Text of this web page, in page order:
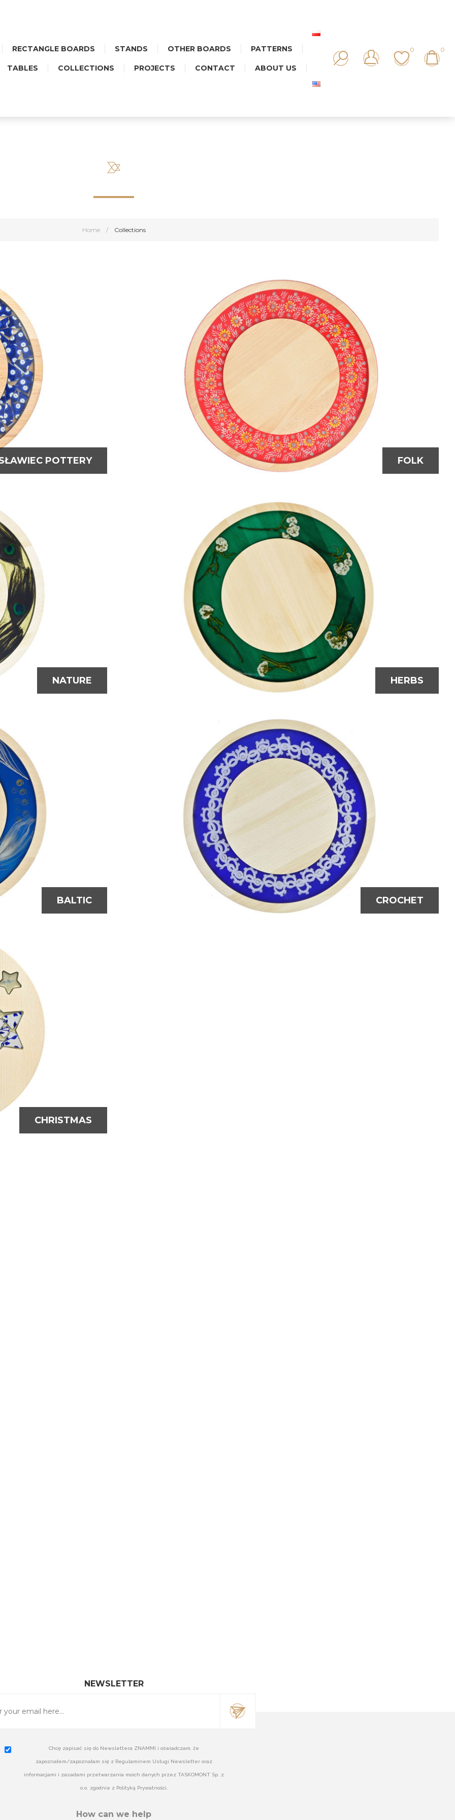
RECTANGLE BOARDS STANDS OTHER BOARDS PATTERNS
TABLES COLLECTIONS PROJECTS CONTACT ABOUT US
0 0
Home / Collections
POTTERY FOLK
NATURE HERBS
BALTIC CROCHET
CHRISTMAS
NEWSLETTER
Chcę zapisać się do Newslettera ZNAMMI i oświadczam, że
zapoznałem/zapoznałam się z Regulaminem Usługi Newsletter oraz
informacjami i zasadami przetwarzania moich danych przez TASKOMONT Sp. z
o.o. zgodnie z Polityką Prywatności.
How can we help